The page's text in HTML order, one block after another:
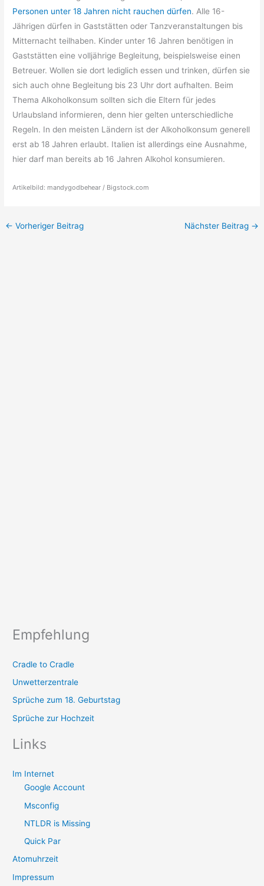
Personen unter 18 Jahren nicht rauchen dürfen. Alle 16-
Jährigen dürfen in Gaststätten oder Tanzveranstaltungen bis
Mitternacht teilhaben. Kinder unter 16 Jahren benötigen in
Gaststätten eine volljährige Begleitung, beispielsweise einen
Betreuer. Wollen sie dort lediglich essen und trinken, dürfen sie
sich auch ohne Begleitung bis 23 Uhr dort aufhalten. Beim
Thema Alkoholkonsum sollten sich die Eltern für jedes
Urlaubsland informieren, denn hier gelten unterschiedliche
Regeln. In den meisten Ländern ist der Alkoholkonsum generell
erst ab 18 Jahren erlaubt. Italien ist allerdings eine Ausnahme,
hier darf man bereits ab 16 Jahren Alkohol konsumieren.
Artikelbild: mandygodbehear / Bigstock.com
← Vorheriger Beitrag Nächster Beitrag →
Empfehlung
Cradle to Cradle
Unwetterzentrale
Sprüche zum 18. Geburtstag
Sprüche zur Hochzeit
Links
Im Internet
Google Account
Msconfig
NTLDR is Missing
Quick Par
Atomuhrzeit
Impressum